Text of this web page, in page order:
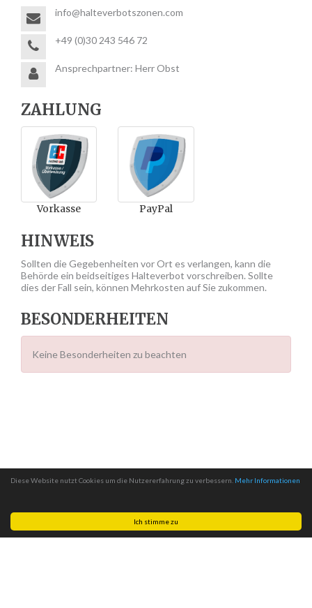
Ich stimme zu
Diese Website nutzt Cookies um die Nutzererfahrung zu verbessern. Mehr Informationen
info@halteverbotszonen.com
+49 (0)30 243 546 72
Ansprechpartner: Herr Obst
ZAHLUNG
Vorkasse PayPal
HINWEIS
Sollten die Gegebenheiten vor Ort es verlangen, kann die
Behörde ein beidseitiges Halteverbot vorschreiben. Sollte
dies der Fall sein, können Mehrkosten auf Sie zukommen.
BESONDERHEITEN
Keine Besonderheiten zu beachten